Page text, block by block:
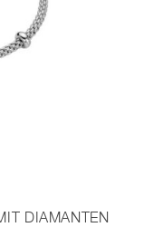
DIAMANTEN